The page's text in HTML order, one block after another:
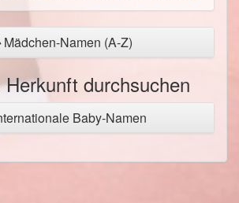
Mädchen-Namen (A-Z)
durchsuchen
Baby-Namen